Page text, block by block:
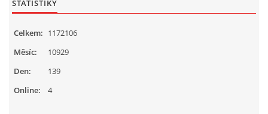
STATISTIKY
Online: 4
Celkem: 1172106
Měsíc:
10929
Den:
139